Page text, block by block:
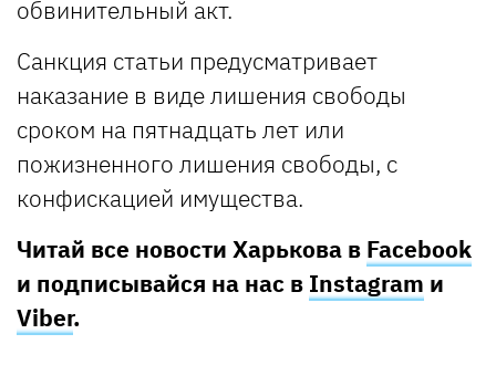
обвинительный акт.
Санкция статьи предусматривает
наказание в виде лишения свободы
сроком на пятнадцать лет или
пожизненного лишения свободы, с
конфискацией имущества.
Читай все новости Харькова в Facebook
и подписывайся на нас в Instagram и
Viber.